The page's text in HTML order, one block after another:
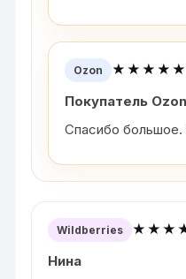
Ozon
Покупатель Ozon
Спасибо большое.
Wildberries
Нина